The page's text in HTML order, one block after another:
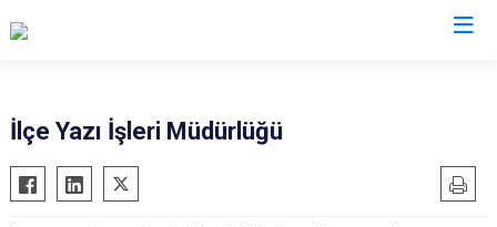
Akyurt
Altındağ
İlçe Yazı İşleri Müdürlüğü